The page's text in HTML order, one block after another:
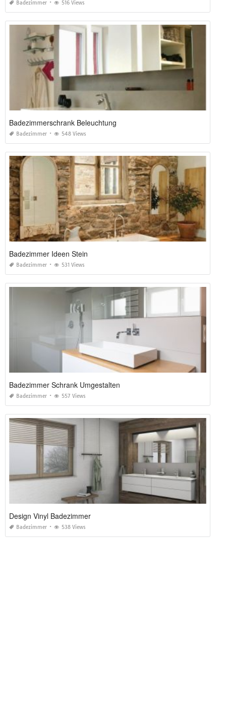
Badezimmer 516 Views
Badezimmerschrank Beleuchtung
Badezimmer 548 Views
Badezimmer Ideen Stein
Badezimmer 531 Views
Badezimmer Schrank Umgestalten
Badezimmer 557 Views
Design Vinyl Badezimmer
Badezimmer 538 Views